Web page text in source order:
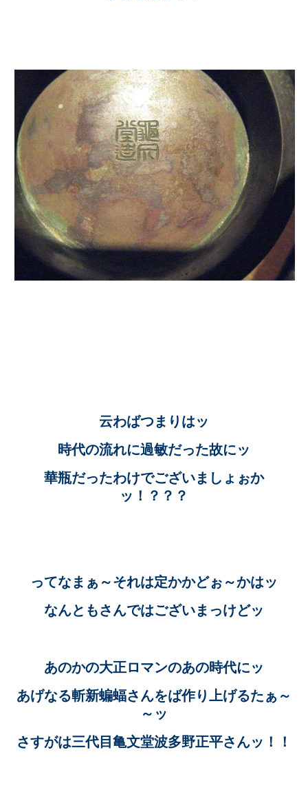
云わばつまりはッ
時代の流れに過敏だった故にッ
華瓶だったわけでございましょぉか
ッ！？？？
ってなまぁ～それは定かかどぉ～かはッ
なんともさんではございまっけどッ
あのかの大正ロマンのあの時代にッ
あげなる斬新蝙蝠さんをば作り上げるたぁ～
～ッ
さすがは三代目亀文堂波多野正平さんッ！！